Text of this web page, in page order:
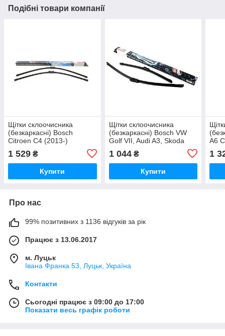
Подібні товари компанії
Щітки склоочисника
(безкаркасні) Bosch
Citroen C4 (2013-)
1 529 ₴
Купити
Щітки склоочисника
(безкаркасні) Bosch VW
Golf VII, Audi A3, Skoda
(650/450мм)
1 044₴
Купити
A6
1
Про нас
99% позитивних з 1136 відгуків за рік
Працює з 13.06.2017
м. Луцьк
Івана Франка 53, Луцьк, Україна
Контакти
Сьогодні працює з 09:00 до 17:00
Показати весь графік роботи